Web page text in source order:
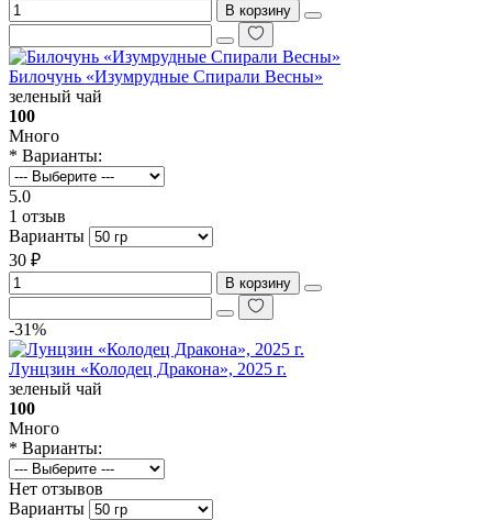
В корзину
Билочунь «Изумрудные Спирали Весны»
зеленый чай
100
Много
* Варианты:
5.0
1 отзыв
Варианты
30 ₽
В корзину
-31%
Лунцзин «Колодец Дракона», 2025 г.
зеленый чай
100
Много
* Варианты:
Нет отзывов
Варианты